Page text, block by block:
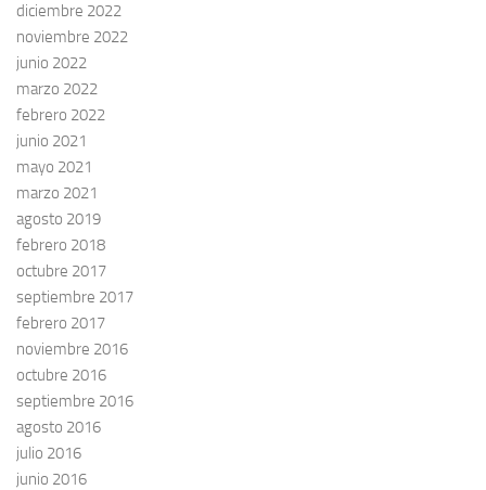
diciembre 2022
noviembre 2022
junio 2022
marzo 2022
febrero 2022
junio 2021
mayo 2021
marzo 2021
agosto 2019
febrero 2018
octubre 2017
septiembre 2017
febrero 2017
noviembre 2016
octubre 2016
septiembre 2016
agosto 2016
julio 2016
junio 2016